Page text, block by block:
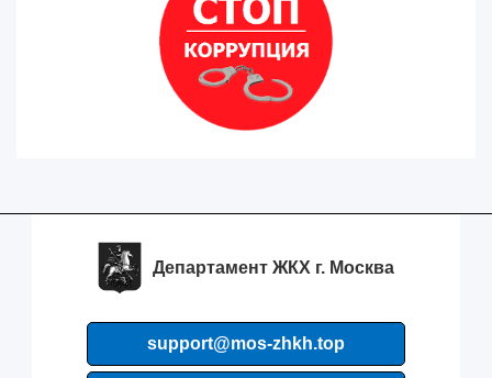
Департамент ЖКХ г. Москва
support@mos-zhkh.top